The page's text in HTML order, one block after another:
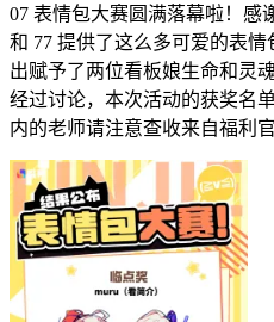
07 表情包大赛圆满落幕啦！感
和 77 提供了这么多可爱的表
出赋予了两位看板娘生命和灵
经过讨论，本次活动的获奖名
内的老师请注意查收来自福利